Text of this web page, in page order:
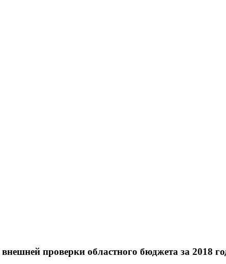
проверки областного бюджета за 2018